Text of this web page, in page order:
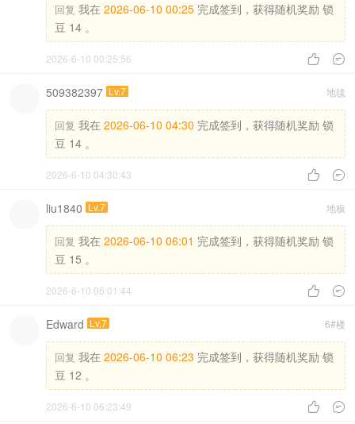
回复 我在 2026-06-10 00:25 完成签到，获得随机奖励 锁
豆 14 。
 
2026-6-10 00:25:56
地毯
509382397 Lv.7
回复 我在 2026-06-10 04:30 完成签到，获得随机奖励 锁
豆 14 。
 
2026-6-10 04:30:43
地板
liu1840 Lv.7
回复 我在 2026-06-10 06:01 完成签到，获得随机奖励 锁
豆 15 。
 
2026-6-10 06:01:44
6#楼
Edward Lv.7
回复 我在 2026-06-10 06:23 完成签到，获得随机奖励 锁
豆 12 。
 
2026-6-10 06:23:49